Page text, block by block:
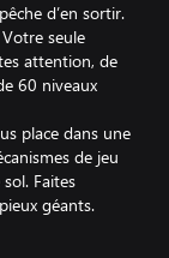
d’en sortir.
seule
attention, de
60 niveaux
place dans une
de jeu
Faites
géants.